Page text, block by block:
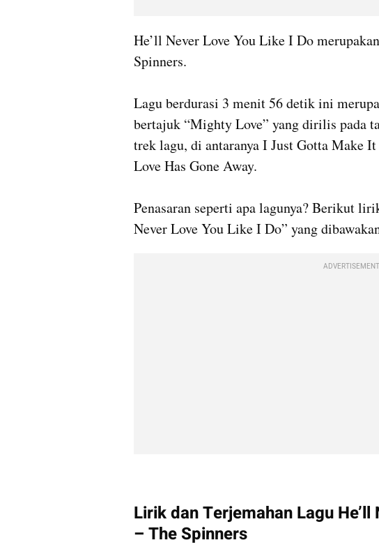
He’ll Never Love You Like I Do
Spinners.
Lagu berdurasi 3 menit 56 detik ini
bertajuk “Mighty Love” yang dirilis pada
trek lagu, di antaranya I Just Gotta Make
Love Has Gone Away.
Penasaran seperti apa lagunya? Berikut
Never Love You Like I Do” yang
ADVERTISEMENT
Lirik dan Terjemahan Lagu
– The Spinners